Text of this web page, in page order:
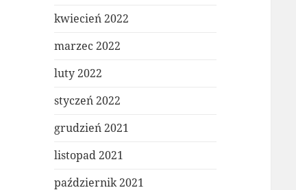
kwiecień 2022
marzec 2022
luty 2022
styczeń 2022
grudzień 2021
listopad 2021
październik 2021